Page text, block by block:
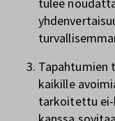
Tapahtumien
kaikille
tarkoitettu ei-